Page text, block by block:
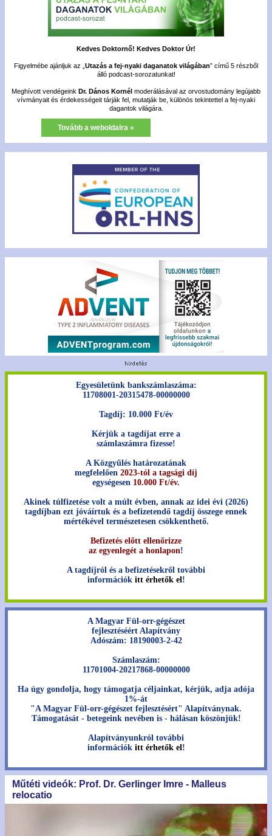
Kedves Doktornő! Kedves Doktor Úr!
Figyelmébe ajánljuk az „ Utazás a fej-nyaki daganatok világában” című 5 részből
álló podcast-sorozatunkat!
Meghívott vendégeink Dr. Dános Kornél moderálásával az orvostudomány legújabb
vívmányait és érdekességeit tárják fel, mutatják be, különös tekintettel a fej-nyaki
dagantok világára.
Tovább a weboldalra »
Egyesületünk bankszámlaszáma:
11708001-20315478-00000000
Tagdíj: 10.000 Ft/év
Kérjük a tagdíjat erre a
számlaszámra fizesse!
A Közgyűlés határozatának
megfelelően 2023-tól a tagsági díj
egységesen 10.000 Ft/év.
Akinek túlfizetése volt a múlt évben, annak az idei évi (2026)
tagdíjban ezt jóváírtuk és a befizetendő tagdíj összege ennek
mértékével természetesen csökkenthető.
Befizetés előtt ellenőrizze
az egyenlegét a honlapon!
A tagdíjról és a befizetésekről további
információk itt érhetők el!
A Magyar Fül-orr-gégészet
fejlesztéséért Alapítvány
Adószám: 18190003-2-42
Számlaszám:
11701004-20217868-00000000
Ha úgy gondolja, hogy támogatja céljainkat, kérjük, adja adója
1%-át
"A Magyar Fül-orr-gégészet fejlesztésért" Alapítványnak.
Támogatását - betegeink nevében is - hálásan köszönjük!
Alapítványunkról további
információk itt érhetők el!
Műtéti videók: Prof. Dr. Gerlinger Imre - Malleus
relocatio